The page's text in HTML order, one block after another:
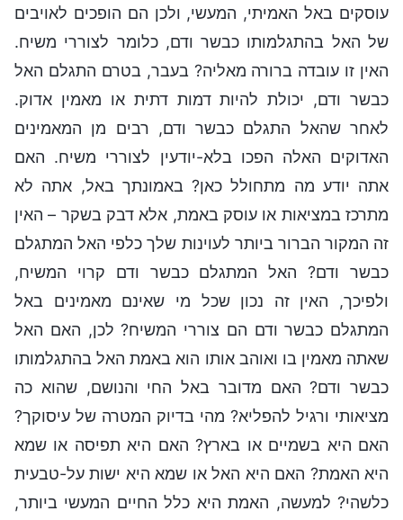
עוסקים באל האמיתי, המעשי, ולכן הם הופכים לאויבים
של האל בהתגלמותו כבשר ודם, כלומר לצוררי משיח.
האין זו עובדה ברורה מאליה? בעבר, בטרם התגלם האל
כבשר ודם, יכולת להיות דמות דתית או מאמין אדוק.
לאחר שהאל התגלם כבשר ודם, רבים מן המאמינים
האדוקים האלה הפכו בלא-יודעין לצוררי משיח. האם
אתה יודע מה מתחולל כאן? באמונתך באל, אתה לא
מתרכז במציאות או עוסק באמת, אלא דבק בשקר – האין
זה המקור הברור ביותר לעוינות שלך כלפי האל המתגלם
כבשר ודם? האל המתגלם כבשר ודם קרוי המשיח,
ולפיכך, האין זה נכון שכל מי שאינם מאמינים באל
המתגלם כבשר ודם הם צוררי המשיח? לכן, האם האל
שאתה מאמין בו ואוהב אותו הוא באמת האל בהתגלמותו
כבשר ודם? האם מדובר באל החי והנושם, שהוא כה
מציאותי ורגיל להפליא? מהי בדיוק המטרה של עיסוקך?
האם היא בשמיים או בארץ? האם היא תפיסה או שמא
היא האמת? האם היא האל או שמא היא ישות על-טבעית
כלשהי? למעשה, האמת היא כלל החיים המעשי ביותר,